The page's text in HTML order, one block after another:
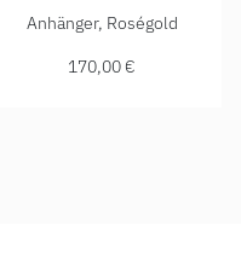
DMB2006-LETCL-
Anhänger Buchstabe
Anhänger, Roségold
170,00 €